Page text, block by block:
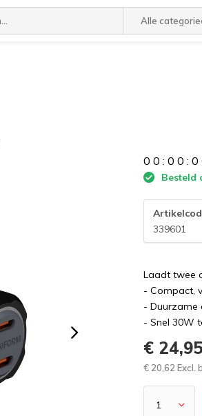
Alle
0 0 :0 0 :0
Besteld
339601
Laadt twee
- Compact,
- Duurzame
- Snel 30W
€ 24,95
€ 20,62 Excl.